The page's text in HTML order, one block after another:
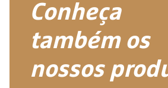
Conheça
também os
nossos